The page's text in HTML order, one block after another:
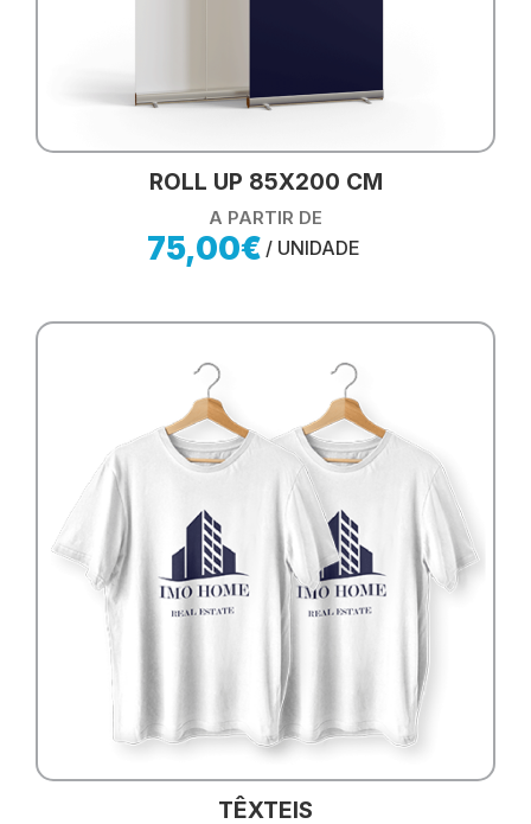
ROLL UP 85X200 CM
A PARTIR DE
75,00€ / UNIDADE
TÊXTEIS